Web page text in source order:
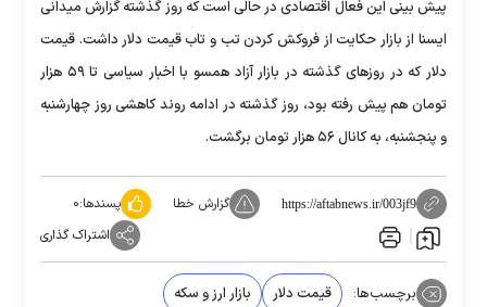
پیش بینی این فعال اقتصادی در حالی است که روز گذشته گزارش میدانی
ایسنا از بازار حکایت از فروکش کردن تب و تاب قیمت دلار داشت. قیمت
دلار که در روز‌های گذشته در بازار آزاد همسو با اخبار سیاسی تا ۵۹ هزار
تومان هم پیش رفته بود، روز گذشته در ادامه روند کاهشی روز چهارشنبه
و پنجشنبه، به کانال ۵۶ هزار تومان برگشت.
https://aftabnews.ir/003jf9 گزارش خطا پسندها:۰
اشتراک گذاری
برچسب‌ها: قیمت دلار بازار ارز و سکه